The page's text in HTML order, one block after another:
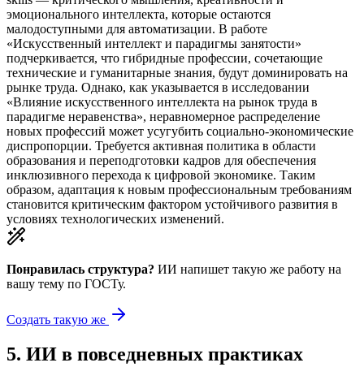
эмоционального интеллекта, которые остаются
малодоступными для автоматизации. В работе
«Искусственный интеллект и парадигмы занятости»
подчеркивается, что гибридные профессии, сочетающие
технические и гуманитарные знания, будут доминировать на
рынке труда. Однако, как указывается в исследовании
«Влияние искусственного интеллекта на рынок труда в
парадигме неравенства», неравномерное распределение
новых профессий может усугубить социально-экономические
диспропорции. Требуется активная политика в области
образования и переподготовки кадров для обеспечения
инклюзивного перехода к цифровой экономике. Таким
образом, адаптация к новым профессиональным требованиям
становится критическим фактором устойчивого развития в
условиях технологических изменений.
Понравилась структура? ИИ напишет такую же работу на
вашу тему по ГОСТу.
Создать такую же
5. ИИ в повседневных практиках